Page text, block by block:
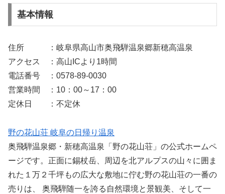
基本情報
住所 ：岐阜県高山市奥飛騨温泉郷新穂高温泉
アクセス ：高山ICより1時間
電話番号 ：0578-89-0030
営業時間 ：10：00～17：00
定休日 ：不定休
野の花山荘 岐阜の日帰り温泉
奥飛騨温泉郷・新穂高温泉「野の花山荘」の公式ホームペ
ージです。正面に錫杖岳、周辺を北アルプスの山々に囲ま
れた１万２千坪もの広大な敷地に佇む野の花山荘の一番の
売りは、 奥飛騨随一を誇る自然環境と景観美、そして一